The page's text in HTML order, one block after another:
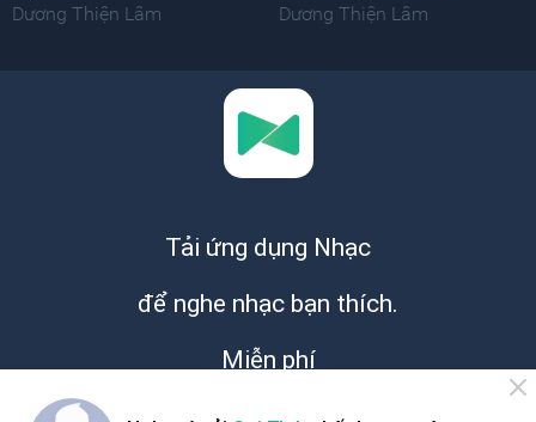
Dương Thiện Lâm
Dương Thiện Lâm
Tải ứng dụng Nhạc
để nghe nhạc bạn thích.
Miễn phí